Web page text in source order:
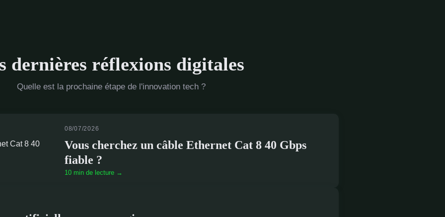
dernières réflexions digitales
Quelle est la prochaine étape de l'innovation tech ?
08/07/2026
Vous cherchez un câble Ethernet Cat 8 40 Gbps
fiable ?
10 min de lecture →